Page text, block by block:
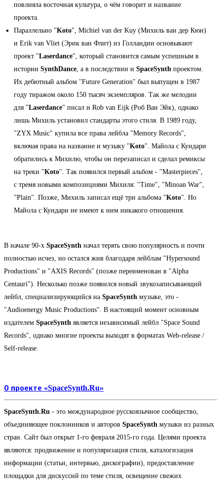
повлияла восточная культура, о чём говорит и название
проекта.
Параллельно "Koto", Michiel van der Kuy (Михиль ван дер Кюи)
и Erik van Vliet (Эрик ван Флит) из Голландии основывают
проект "Laserdance", который становится самым успешным в
истории SynthDance , а в последствии и SpaceSynth проектом.
Их дебютный альбом "Future Generation" был выпущен в 1987
году тиражом около 150 тысяч экземпляров. Так же мелодии
для "Laserdance" писал и Rob van Eijk (Роб Ван Эйк), однако
лишь Михиль установил стандарты этого стиля. В 1989 году,
"ZYX Music" купила все права лейбла "Memory Records",
включая права на название и музыку "Koto". Майола с Кундари
обратились к Михилю, чтобы он перезаписал и сделал ремиксы
на треки "Koto". Так появился первый альбом - "Masterpieces",
с тремя новыми композициями Михиля: "Time", "Minoan War",
"Plain". Позже, Михиль записал ещё три альбома "Koto". Но
Майола с Кундари не имеют к ним никакого отношения.
В начале 90-х SpaceSynth начал терять свою популярность и почти
полностью исчез, но остался жив благодаря лейблам "Hypersound
Productions" и "AXIS Records" (позже переименован в "Alpha
Centauri"). Несколько позже появился новый звукозаписывающий
лейбл, специализирующийся на SpaceSynth музыке, это -
"Audioenergy Music Productions". В настоящий момент основным
издателем SpaceSynth является независимый лейбл "Space Sound
Records", однако многие проекты выходят в форматах Web-release /
Self-release.
О проекте «SpaceSynth.Ru»
SpaceSynth.Ru - это международное русскоязычное сообщество,
объединяющее поклонников и авторов SpaceSynth музыки из разных
стран. Сайт был открыт 1-го февраля 2015-го года. Целями проекта
являются: продвижение и популяризация стиля, каталогизация
информации (статьи, интервью, дискографии), предоставление
площадки для дискуссий по теме стиля, освещение свежих